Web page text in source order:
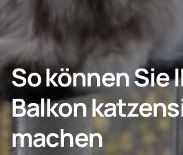
Geschäftskunden
Unternehmen
So können Sie
Balkon
machen